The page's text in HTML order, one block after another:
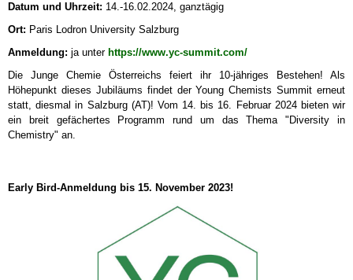
Datum und Uhrzeit: 14.-16.02.2024, ganztägig
Ort: Paris Lodron University Salzburg
Anmeldung: ja unter https://www.yc-summit.com/
Die Junge Chemie Österreichs feiert ihr 10-jähriges Bestehen! Als
Höhepunkt dieses Jubiläums findet der Young Chemists Summit erneut
statt, diesmal in Salzburg (AT)! Vom 14. bis 16. Februar 2024 bieten wir
ein breit gefächertes Programm rund um das Thema "Diversity in
Chemistry" an.
Early Bird-Anmeldung bis 15. November 2023!